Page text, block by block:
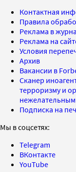
Контактная
Правила
Реклама в
Реклама на
Условия
Архив
Вакансии в
Сканер
терроризму и
Подписка на
Мы в соцсетях:
Telegram
ВКонтакте
YouTube